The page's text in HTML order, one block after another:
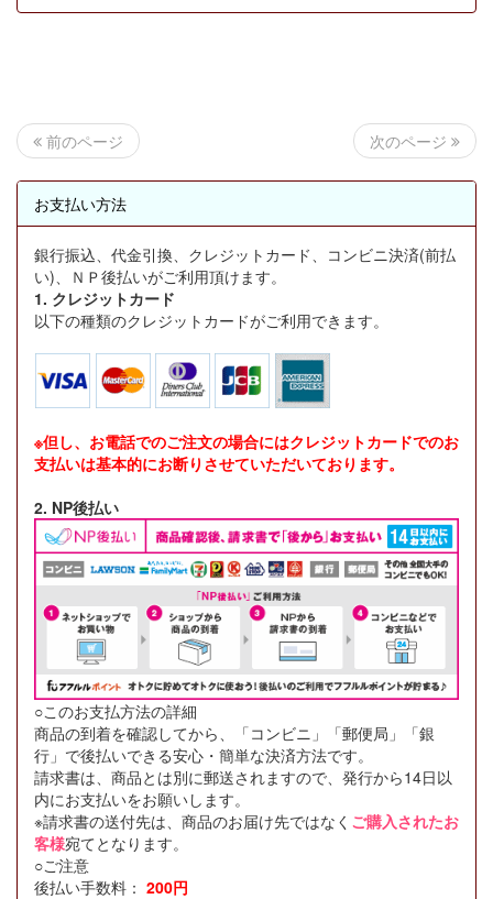
前のページ 次のページ
お支払い方法
銀行振込、代金引換、クレジットカード、コンビニ決済(前払
い)、ＮＰ後払いがご利用頂けます。
1. クレジットカード
以下の種類のクレジットカードがご利用できます。
※但し、お電話でのご注文の場合にはクレジットカードでのお
支払いは基本的にお断りさせていただいております。
2. NP後払い
○このお支払方法の詳細
商品の到着を確認してから、「コンビニ」「郵便局」「銀
行」で後払いできる安心・簡単な決済方法です。
請求書は、商品とは別に郵送されますので、発行から14日以
内にお支払いをお願いします。
※請求書の送付先は、商品のお届け先ではなく ご購入されたお
客様宛てとなります。
○ご注意
後払い手数料： 200円